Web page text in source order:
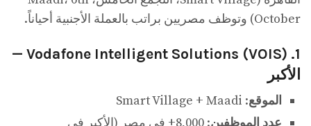
October) وتوظف مصريين براتب بالعملة الأجنبية أحياناً.
1. Vodafone Intelligent Solutions (VOIS) —
الأكبر
الموقع: Smart Village + Maadi